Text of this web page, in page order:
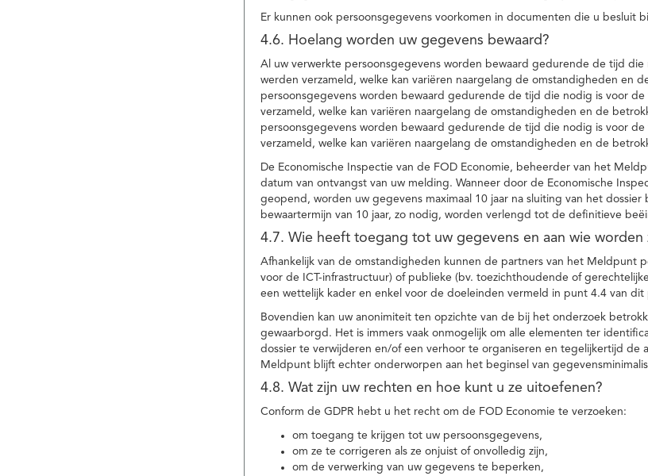
Er kunnen ook persoonsgegevens voorkomen in documenten die u besluit
4.6. Hoelang worden uw gegevens bewaard?
Al uw verwerkte persoonsgegevens worden bewaard gedurende de tijd
werden verzameld, welke kan variëren naargelang de omstandigheden en
persoonsgegevens worden bewaard gedurende de tijd die nodig is voor
verzameld, welke kan variëren naargelang de omstandigheden en de
persoonsgegevens worden bewaard gedurende de tijd die nodig is voor
verzameld, welke kan variëren naargelang de omstandigheden en de
De Economische Inspectie van de FOD Economie, beheerder van het
datum van ontvangst van uw melding. Wanneer door de Economische
geopend, worden uw gegevens maximaal 10 jaar na sluiting van het
bewaartermijn van 10 jaar, zo nodig, worden verlengd tot de definitieve
4.7. Wie heeft toegang tot uw gegevens en aan wie worden
Afhankelijk van de omstandigheden kunnen de partners van het Meldpunt
voor de ICT-infrastructuur) of publieke (bv. toezichthoudende of
een wettelijk kader en enkel voor de doeleinden vermeld in punt 4.4 van dit
Bovendien kan uw anonimiteit ten opzichte van de bij het onderzoek
gewaarborgd. Het is immers vaak onmogelijk om alle elementen ter
dossier te verwijderen en/of een verhoor te organiseren en tegelijkertijd de
Meldpunt blijft echter onderworpen aan het beginsel van
4.8. Wat zijn uw rechten en hoe kunt u ze uitoefenen?
Conform de GDPR hebt u het recht om de FOD Economie te verzoeken:
om toegang te krijgen tot uw persoonsgegevens,
om ze te corrigeren als ze onjuist of onvolledig zijn,
om de verwerking van uw gegevens te beperken,